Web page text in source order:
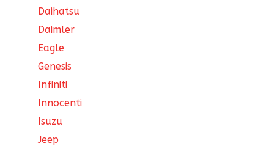
Daihatsu
Daimler
Eagle
Genesis
Infiniti
Innocenti
Isuzu
Jeep